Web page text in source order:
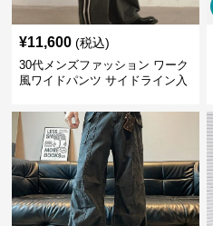
¥11,600 (税込)
30代メンズファッション ワーク
風ワイドパンツ サイドライン入